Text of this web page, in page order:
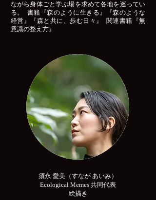
ながら身体ごと学ぶ場を求めて各地を巡ってい
る。 書籍『森のように生きる』『森のような
経営』『森と共に、歩む日々』 関連書籍『無
意識の整え方』
須永 愛美（すなが あいみ）
​Ecological Memes 共同代表
絵描き